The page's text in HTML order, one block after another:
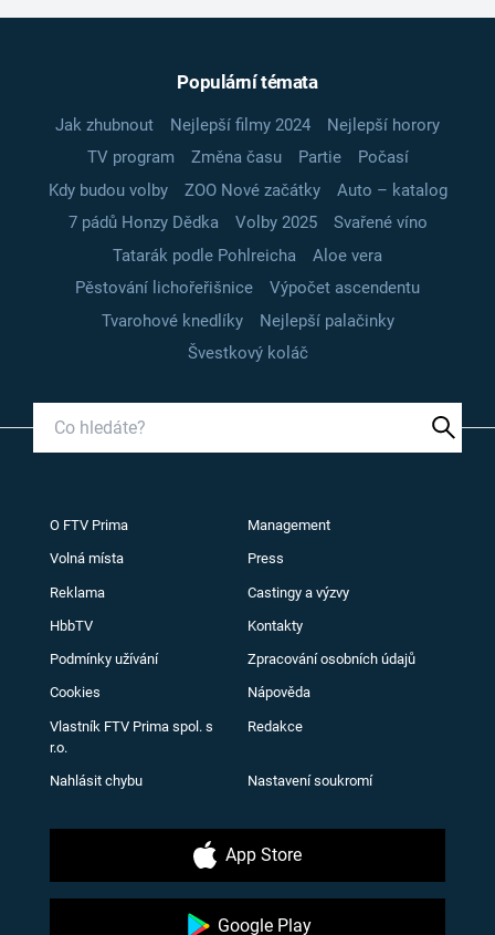
Populární témata
Jak zhubnout Nejlepší filmy 2024
Nejlepší horory
TV program
Změna času Partie
Počasí
Kdy budou volby
ZOO Nové začátky
Auto – katalog
7 pádů Honzy Dědka
Volby 2025
Svařené víno
Tatarák podle Pohlreicha
Aloe vera
Pěstování lichořeřišnice
Výpočet ascendentu
Tvarohové knedlíky
Nejlepší palačinky
Švestkový koláč
O FTV Prima Management
Volná místa Press
Reklama Castingy a výzvy
HbbTV Kontakty
Podmínky užívání Zpracování osobních údajů
Cookies Nápověda
Vlastník FTV Prima spol. s
r.o.
Redakce
Nahlásit chybu Nastavení soukromí
App Store
Google Play